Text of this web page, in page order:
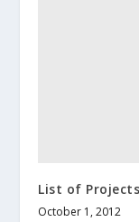
List of
October 1, 2012